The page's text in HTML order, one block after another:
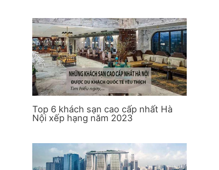
Top 6 khách sạn cao cấp nhất Hà
Nội xếp hạng năm 2023